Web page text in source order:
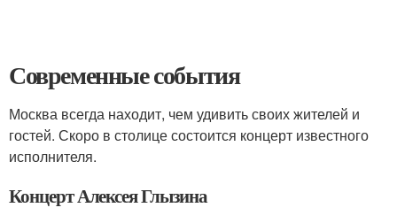
Современные события
Москва всегда находит, чем удивить своих жителей и
гостей. Скоро в столице состоится концерт известного
исполнителя.
Концерт Алексея Глызина